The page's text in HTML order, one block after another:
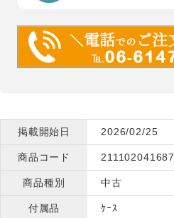
掲載開始日 2026/02/25
商品コード
商品種別 中古
付属品 ｹｰｽ